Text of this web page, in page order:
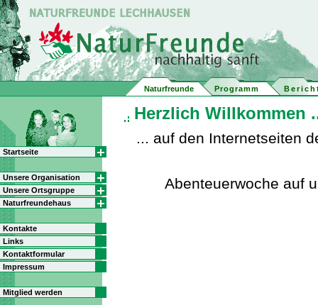
Naturfreunde Programm
Startseite
Unsere Organisation
Unsere Ortsgruppe
Naturfreundehaus
Kontakte
Links
Kontaktformular
Impressum
Mitglied werden
Herzlich Willkommen
... auf den Internetseiten
Abenteuerwoche auf